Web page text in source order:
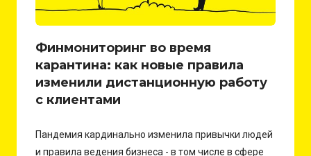
Финмониторинг во время
карантина: как новые правила
изменили дистанционную работу
с клиентами
Пандемия кардинально изменила привычки людей
и правила ведения бизнеса - в том числе в сфере